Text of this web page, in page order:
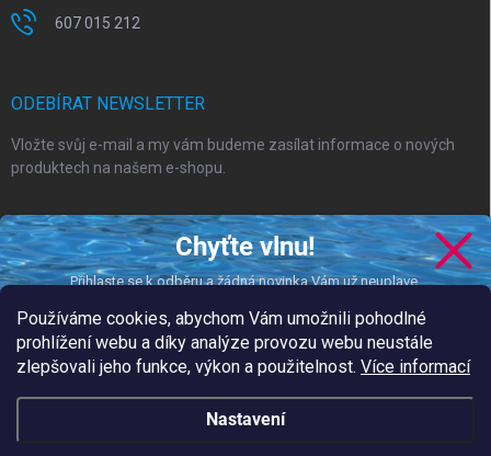
Používáme cookies, abychom Vám umožnili pohodlné
prohlížení webu a díky analýze provozu webu neustále
zlepšovali jeho funkce, výkon a použitelnost. Více informací
Nastavení
607 015 212
ODEBÍRAT NEWSLETTER
Vložte svůj e-mail a my vám budeme zasílat informace o nových
produktech na našem e-shopu.
E-MAIL
Vložením e-mailu souhlasíte spodmínkami ochrany osobních údajů
Přihlásit se
Chyťte vlnu!
Přihlaste se k odběru a žádná novinka Vám už neuplave.
CHCI DOSTÁVAT NOVINKY
Vložením e-mailu souhlasíte s našimi